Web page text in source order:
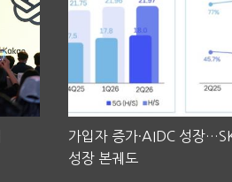
가입자 증가·AIDC 성장
성장 본궤도